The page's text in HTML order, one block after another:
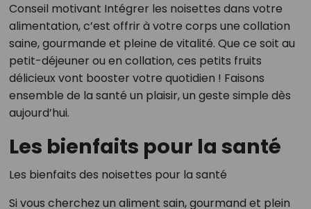
Conseil motivant Intégrer les noisettes dans votre
alimentation, c’est offrir à votre corps une collation
saine, gourmande et pleine de vitalité. Que ce soit au
petit-déjeuner ou en collation, ces petits fruits
délicieux vont booster votre quotidien ! Faisons
ensemble de la santé un plaisir, un geste simple dès
aujourd’hui.
Les bienfaits pour la santé
Les bienfaits des noisettes pour la santé
Si vous cherchez un aliment sain, gourmand et plein